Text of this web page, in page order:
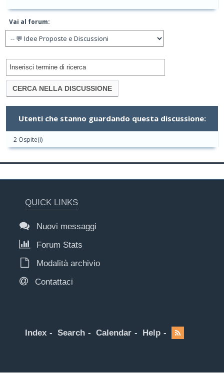
Vai al forum:
Utenti che stanno guardando questa discussione:
2 Ospite(i)
QUICK LINKS
Nuovi messaggi
Forum Stats
Modalità archivio
Contattaci
Index Search Calendar Help